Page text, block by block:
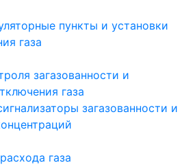
пункты и установки
газа
загазованности и
газа
загазованности и
газа